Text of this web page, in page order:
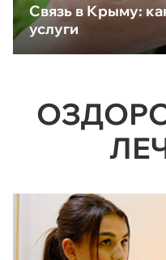
Связь в Крыму:
услуги